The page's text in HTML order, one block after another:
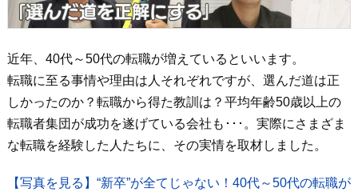
近年、40代～50代の転職が増えているといいます。
転職に至る事情や理由は人それぞれですが、選んだ道は正
しかったのか？転職から得た教訓は？平均年齢50歳以上の
転職者集団が成功を遂げている会社も･･･。実際にさまざま
な転職を経験した人たちに、その実情を取材しました。
【写真を見る】“新卒”が全てじゃない！40代～50代の転職が